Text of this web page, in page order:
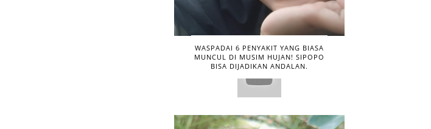
WASPADAI 6 PENYAKIT YANG BIASA
MUNCUL DI MUSIM HUJAN! SIPOPO
BISA DIJADIKAN ANDALAN.